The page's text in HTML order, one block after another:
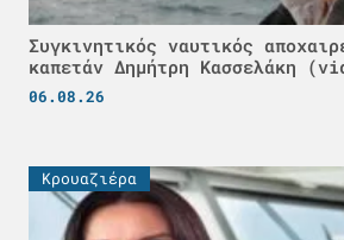
Συγκινητικός ναυτικός
καπετάν Δημήτρη Κασσελάκη
06.08.26
Κρουαζιέρα